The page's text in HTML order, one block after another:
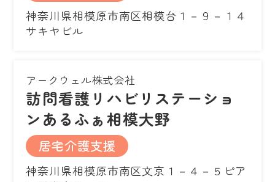
神奈川県相模原市南区相模台１－９－１４
サキヤビル
アークウェル株式会社
訪問看護リハビリステーショ
ンあるふぁ相模大野
居宅介護支援
神奈川県相模原市南区文京１－４－５ピア